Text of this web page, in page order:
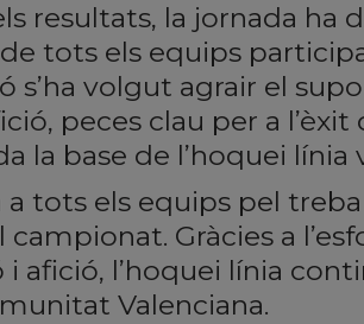
resultats, la jornada ha
tots els equips
s’ha volgut agrair el
peces clau per a
la base de l’hoquei línia
a tots els equips pel
Gràcies a
afició, l’hoquei línia
Valenciana.